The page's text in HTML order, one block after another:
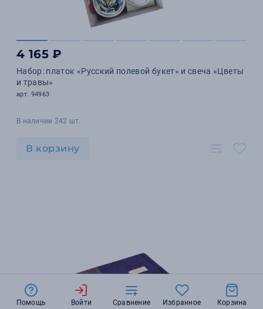
4 165 ₽
Набор: платок «Русский полевой букет» и свеча «Цветы
и травы»
арт. 94963
В наличии 242 шт.
В корзину
Помощь Войти Сравнение Избранное Корзина